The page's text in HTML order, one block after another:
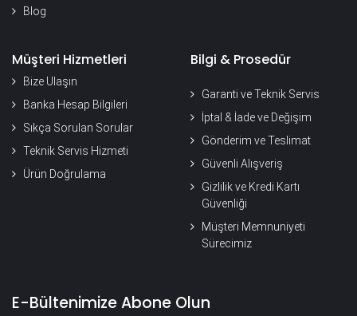
Blog
Müşteri Hizmetleri
Bize Ulaşın
Banka Hesap Bilgileri
Sıkça Sorulan Sorular
Teknik Servis Hizmeti
Ürün Doğrulama
Bilgi & Prosedür
Garanti ve Teknik Servis
İptal & İade ve Değişim
Gönderim ve Teslimat
Güvenli Alışveriş
Gizlilik ve Kredi Kartı
Güvenliği
Müşteri Memnuniyeti
Sürecimiz
E-Bültenimize Abone Olun